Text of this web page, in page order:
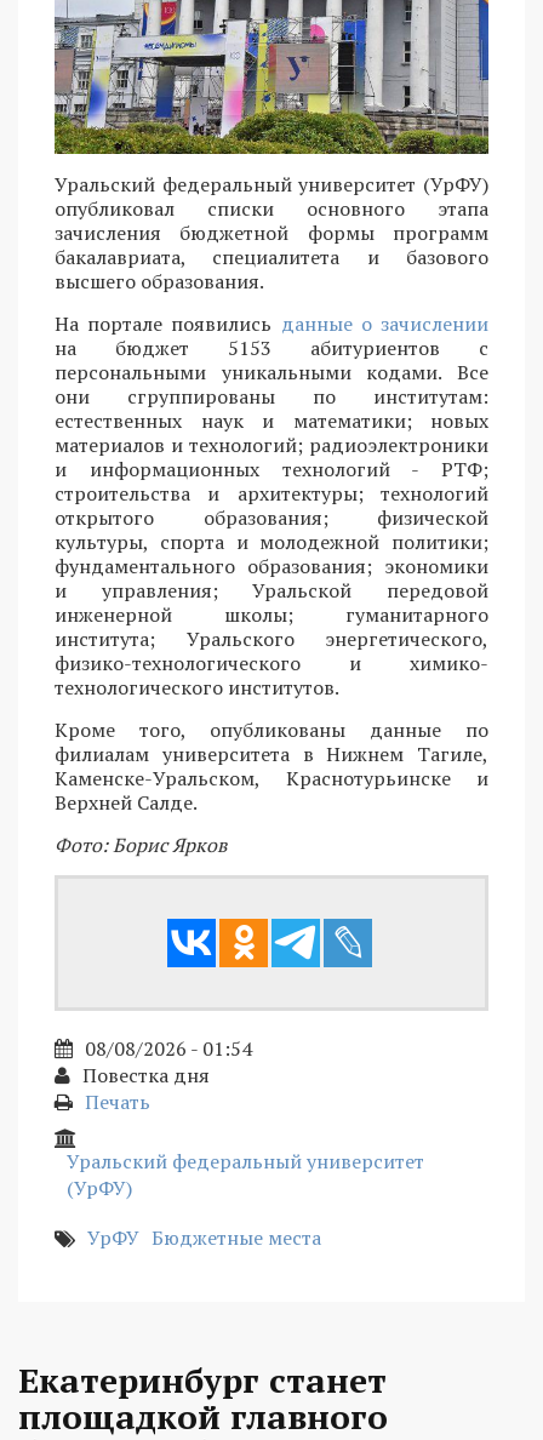
Уральский федеральный университет (УрФУ)
опубликовал списки основного этапа
зачисления бюджетной формы программ
бакалавриата, специалитета и базового
высшего образования.
На портале появились данные о зачислении
на бюджет 5153 абитуриентов с
персональными уникальными кодами. Все
они сгруппированы по институтам:
естественных наук и математики; новых
материалов и технологий; радиоэлектроники
и информационных технологий - РТФ;
строительства и архитектуры; технологий
открытого образования; физической
культуры, спорта и молодежной политики;
фундаментального образования; экономики
и управления; Уральской передовой
инженерной школы; гуманитарного
института; Уральского энергетического,
физико-технологического и химико-
технологического институтов.
Кроме того, опубликованы данные по
филиалам университета в Нижнем Тагиле,
Каменске-Уральском, Краснотурьинске и
Верхней Салде.
Фото: Борис Ярков
08/08/2026 - 01:54
Повестка дня
Печать
Уральский федеральный университет
(УрФУ)
УрФУ Бюджетные места
Екатеринбург станет
площадкой главного